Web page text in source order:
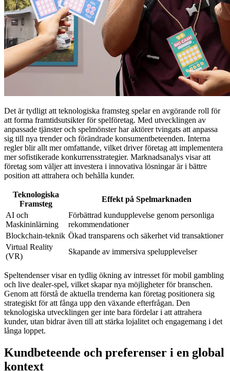
Det är tydligt att teknologiska framsteg spelar en avgörande roll för
att forma framtidsutsikter för spelföretag. Med utvecklingen av
anpassade tjänster och spelmönster har aktörer tvingats att anpassa
sig till nya trender och förändrade konsumentbeteenden. Interna
regler blir allt mer omfattande, vilket driver företag att implementera
mer sofistikerade konkurrensstrategier. Marknadsanalys visar att
företag som väljer att investera i innovativa lösningar är i bättre
position att attrahera och behålla kunder.
Teknologiska
Framsteg
Effekt på Spelmarknaden
AI och
Maskininlärning
Förbättrad kundupplevelse genom personliga
rekommendationer
Blockchain-teknik Ökad transparens och säkerhet vid transaktioner
Virtual Reality
(VR)
Skapande av immersiva spelupplevelser
Speltendenser visar en tydlig ökning av intresset för mobil gambling
och live dealer-spel, vilket skapar nya möjligheter för branschen.
Genom att förstå de aktuella trenderna kan företag positionera sig
strategiskt för att fånga upp den växande efterfrågan. Den
teknologiska utvecklingen ger inte bara fördelar i att attrahera
kunder, utan bidrar även till att stärka lojalitet och engagemang i det
långa loppet.
Kundbeteende och preferenser i en global
kontext